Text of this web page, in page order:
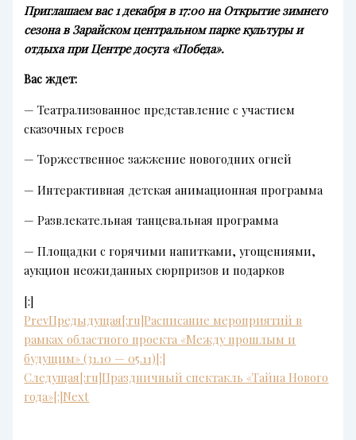
Приглашаем вас 1 декабря в 17:00 на Открытие зимнего
сезона в Зарайском центральном парке культуры и
отдыха при Центре досуга «Победа».
Вас ждет:
— Театрализованное представление с участием
сказочных героев
— Торжественное зажжение новогодних огней
— Интерактивная детская анимационная программа
— Развлекательная танцевальная программа
— Площадки с горячими напитками, угощениями,
аукцион неожиданных сюрпризов и подарков
[:]
PrevПредыдущая[:ru]Расписание мероприятий в
рамках областного проекта «Между прошлым и
будущим» (31.10 — 05.11)[:]
Следущая[:ru]Праздничный спектакль «Тайна Нового
года»[:]Next